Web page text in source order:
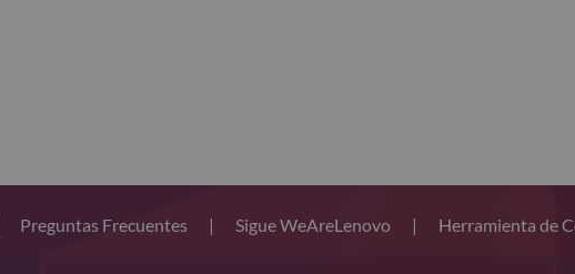
Preguntas Frecuentes | Sigue WeAreLenovo | Herramienta de